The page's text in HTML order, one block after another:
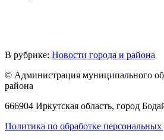
В рубрике: Новости города и района
© Администрация муниципального
района
666904 Иркутская область, город
Политика по обработке